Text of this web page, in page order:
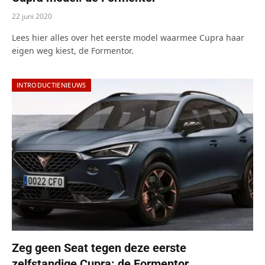
22 juni 2020
Lees hier alles over het eerste model waarmee Cupra haar
eigen weg kiest, de Formentor.
INTRODUCTIENIEUWS
Zeg geen Seat tegen deze eerste